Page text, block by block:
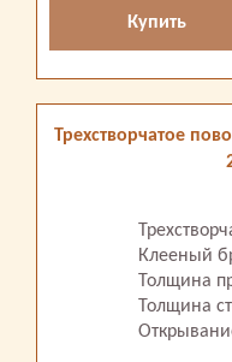
Купить
Трехстворчатое
Клееный
Толщина
Толщина